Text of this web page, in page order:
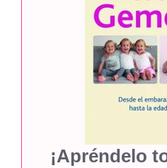
¡Apréndelo